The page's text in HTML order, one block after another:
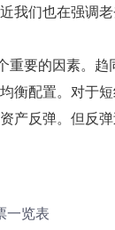
我们也在强调老
要的因素。
衡配置。对于
产反弹。但反
一览表